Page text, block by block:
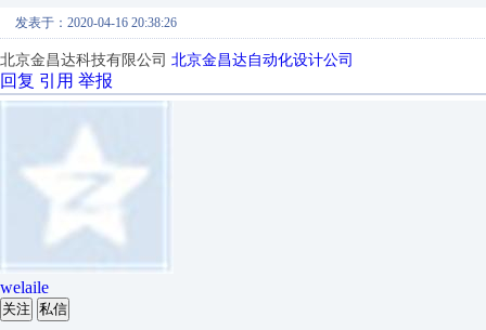
发表于：2020-04-16 20:38:26
北京金昌达科技有限公司 北京金昌达自动化设计公司
回复 引用 举报
welaile
关注 私信